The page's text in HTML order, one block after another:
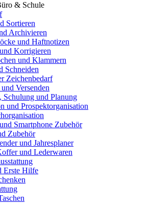
& Schule
Sortieren
Archivieren
und Haftnotizen
Korrigieren
und Klammern
Schneiden
Zeichenbedarf
Versenden
Schulung und Planung
und Prospektorganisation
Smartphone Zubehör
Zubehör
und Jahresplaner
und Lederwaren
Erste Hilfe